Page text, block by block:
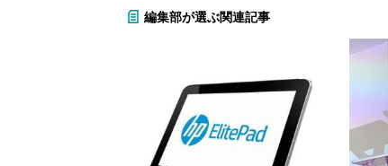
編集部が選ぶ関連記事